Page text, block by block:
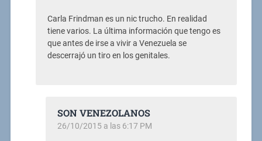
Carla Frindman es un nic trucho. En realidad
tiene varios. La última información que tengo es
que antes de irse a vivir a Venezuela se
descerrajó un tiro en los genitales.
SON VENEZOLANOS
26/10/2015 a las 6:17 PM